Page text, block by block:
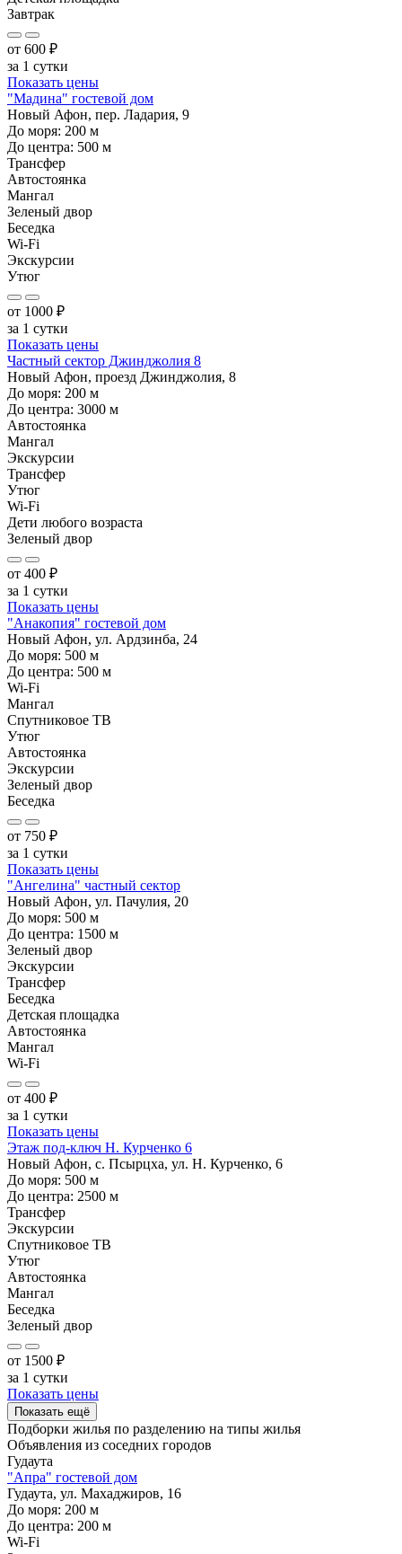
Завтрак
от 600 ₽
за 1 сутки
Показать цены
"Мадина" гостевой дом
Новый Афон, пер. Ладария, 9
До моря: 200 м
До центра: 500 м
Трансфер
Автостоянка
Мангал
Зеленый двор
Беседка
Wi-Fi
Экскурсии
Утюг
от 1000 ₽
за 1 сутки
Показать цены
Частный сектор Джинджолия 8
Новый Афон, проезд Джинджолия, 8
До моря: 200 м
До центра: 3000 м
Автостоянка
Мангал
Экскурсии
Трансфер
Утюг
Wi-Fi
Дети любого возраста
Зеленый двор
от 400 ₽
за 1 сутки
Показать цены
"Анакопия" гостевой дом
Новый Афон, ул. Ардзинба, 24
До моря: 500 м
До центра: 500 м
Wi-Fi
Мангал
Спутниковое ТВ
Утюг
Автостоянка
Экскурсии
Зеленый двор
Беседка
от 750 ₽
за 1 сутки
Показать цены
"Ангелина" частный сектор
Новый Афон, ул. Пачулия, 20
До моря: 500 м
До центра: 1500 м
Зеленый двор
Экскурсии
Трансфер
Беседка
Детская площадка
Автостоянка
Мангал
Wi-Fi
от 400 ₽
за 1 сутки
Показать цены
Этаж под-ключ Н. Курченко 6
Новый Афон, с. Псырцха, ул. Н. Курченко, 6
До моря: 500 м
До центра: 2500 м
Трансфер
Экскурсии
Спутниковое ТВ
Утюг
Автостоянка
Мангал
Беседка
Зеленый двор
от 1500 ₽
за 1 сутки
Показать цены
Показать ещё
Подборки жилья по разделению на типы жилья
Объявления из соседних городов
Гудаута
"Апра" гостевой дом
Гудаута, ул. Махаджиров, 16
До моря: 200 м
До центра: 200 м
Wi-Fi